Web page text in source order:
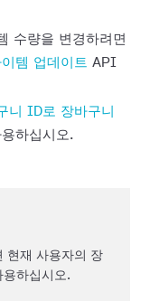
수량을 변경하려면
템 업데이트 API
니 ID로 장바구니
하십시오.
현재 사용자의 장
하십시오.